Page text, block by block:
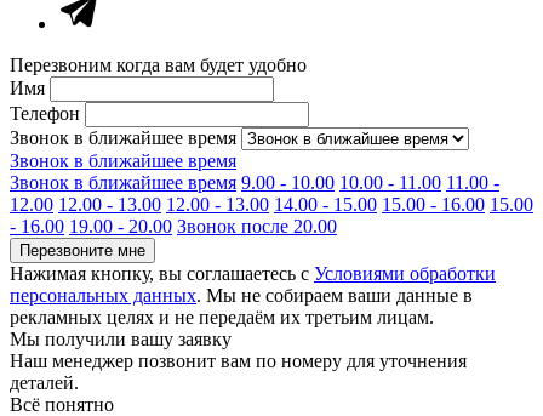
Перезвоним когда вам будет удобно
Имя
Телефон
Звонок в ближайшее время
Звонок в ближайшее время
Звонок в ближайшее время 9.00 - 10.00 10.00 - 11.00 11.00 -
12.00 12.00 - 13.00 12.00 - 13.00 14.00 - 15.00 15.00 - 16.00 15.00
- 16.00 19.00 - 20.00 Звонок после 20.00
Перезвоните мне
Нажимая кнопку, вы соглашаетесь с Условиями обработки
персональных данных. Мы не собираем ваши данные в
рекламных целях и не передаём их третьим лицам.
Мы получили вашу заявку
Наш менеджер позвонит вам по номеру для уточнения
деталей.
Всё понятно